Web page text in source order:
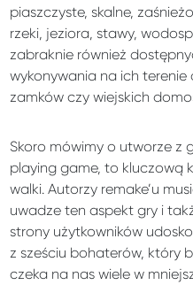
piaszczyste, skalne,
rzeki, jeziora, stawy,
zabraknie również
wykonywania na ich
zamków czy wiejskich
Skoro mówimy o utworze z
playing game, to kluczową
walki. Autorzy remake’u
uwadze ten aspekt gry i
strony użytkowników
z sześciu bohaterów, który
czeka na nas wiele w